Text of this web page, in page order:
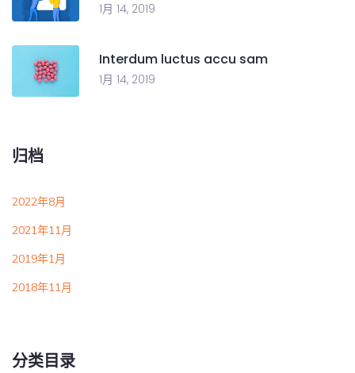
1月 14, 2019
Interdum luctus accu sam
1月 14, 2019
归档
2022年8月
2021年11月
2019年1月
2018年11月
分类目录